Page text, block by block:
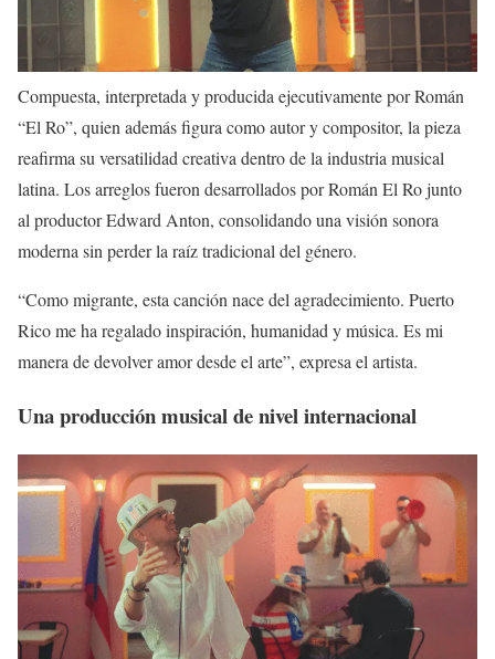
Compuesta, interpretada y producida ejecutivamente por Román
“El Ro”, quien además figura como autor y compositor, la pieza
reafirma su versatilidad creativa dentro de la industria musical
latina. Los arreglos fueron desarrollados por Román El Ro junto
al productor Edward Anton, consolidando una visión sonora
moderna sin perder la raíz tradicional del género.
“Como migrante, esta canción nace del agradecimiento. Puerto
Rico me ha regalado inspiración, humanidad y música. Es mi
manera de devolver amor desde el arte”, expresa el artista.
Una producción musical de nivel internacional